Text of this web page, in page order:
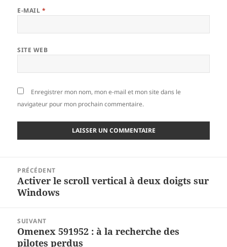
E-MAIL *
SITE WEB
Enregistrer mon nom, mon e-mail et mon site dans le
navigateur pour mon prochain commentaire.
l’article
PRÉCÉDENT
Article
précédent :
Activer le scroll vertical à deux doigts sur
Windows
SUIVANT
Article
suivant :
Omenex 591952 : à la recherche des
pilotes perdus